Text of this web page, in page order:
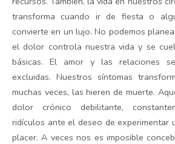
transforma cuando ir de fiesta o
convierte en un lujo. No podemos
el dolor controla nuestra vida y se
básicas. El amor y las relaciones
excluidas. Nuestros síntomas
muchas veces, las hieren de muerte.
dolor crónico debilitante,
ridículos ante el deseo de experimentar
placer. A veces nos es imposible